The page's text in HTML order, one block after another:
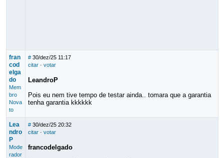
fran
cod
elga
do
Mem
bro
Nova
to
# 30/dez/25 11:17
citar· votar
LeandroP
Pois eu nem tive tempo de testar ainda.. tomara que a garantia
tenha garantia kkkkkk
Lea
ndro
P
Mode
rador
# 30/dez/25 20:32
citar· votar
francodelgado